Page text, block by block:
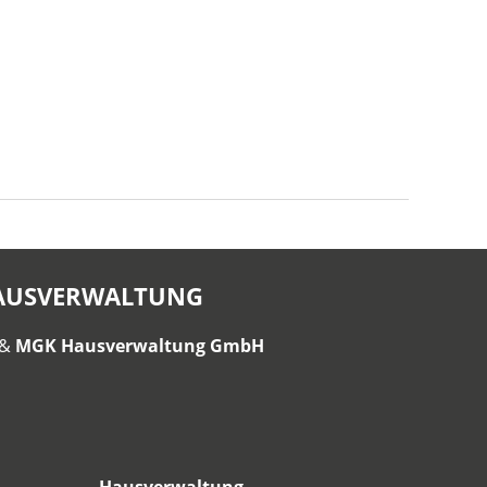
& MGK Hausverwaltung GmbH